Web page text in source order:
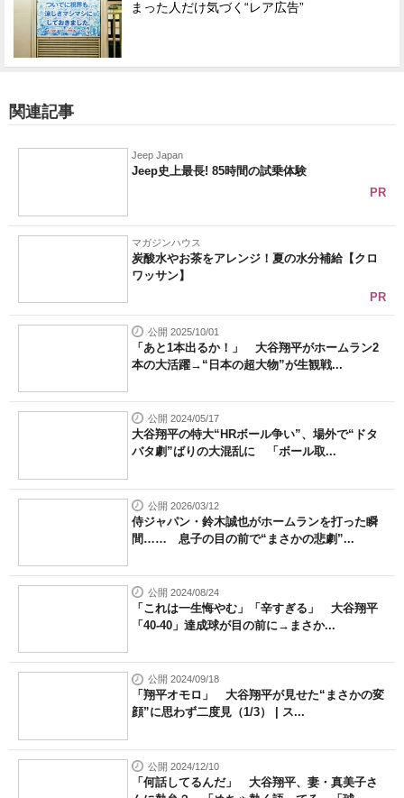
まった人だけ気づく“レア広告”
関連記事
Jeep Japan
Jeep史上最長! 85時間の試乗体験
PR
マガジンハウス
炭酸水やお茶をアレンジ！夏の水分補給【クロ
ワッサン】
PR
公開 2025/10/01
「あと1本出るか！」 大谷翔平がホームラン2
本の大活躍→“日本の超大物”が生観戦...
公開 2024/05/17
大谷翔平の特大“HRボール争い”、場外で“ドタ
バタ劇”ばりの大混乱に 「ボール取...
公開 2026/03/12
侍ジャパン・鈴木誠也がホームランを打った瞬
間…… 息子の目の前で“まさかの悲劇”...
公開 2024/08/24
「これは一生悔やむ」「辛すぎる」 大谷翔平
「40-40」達成球が目の前に→まさか...
公開 2024/09/18
「翔平オモロ」 大谷翔平が見せた“まさかの変
顔”に思わず二度見（1/3） | ス...
公開 2024/12/10
「何話してるんだ」 大谷翔平、妻・真美子さ